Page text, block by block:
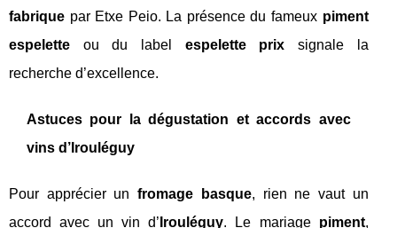
fabrique par Etxe Peio. La présence du fameux piment
espelette ou du label espelette prix signale la
recherche d’excellence.
Astuces pour la dégustation et accords avec
vins d’Irouléguy
Pour apprécier unfromage basque, rien ne vaut un
accord avec un vin d’ Irouléguy. Le mariage piment,